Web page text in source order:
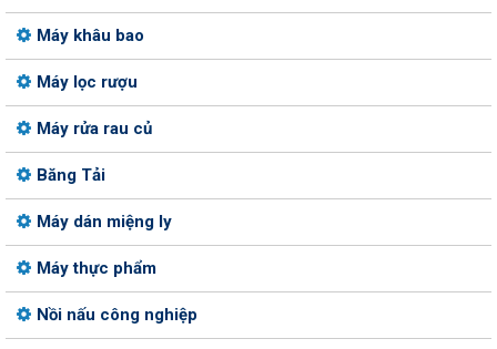
Máy khâu bao
Máy lọc rượu
Máy rửa rau củ
Băng Tải
Máy dán miệng ly
Máy thực phẩm
Nồi nấu công nghiệp